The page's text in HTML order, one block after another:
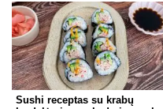
Sushi receptas su krabų